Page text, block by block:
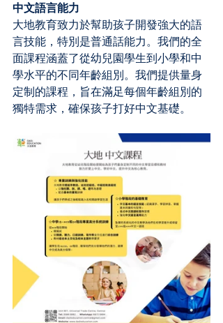
中文語言能力
大地教育致力於幫助孩子開發強大的語
言技能，特別是普通話能力。我們的全
面課程涵蓋了從幼兒園學生到小學和中
學水平的不同年齡組別。我們提供量身
定制的課程，旨在滿足每個年齡組別的
獨特需求，確保孩子打好中文基礎。